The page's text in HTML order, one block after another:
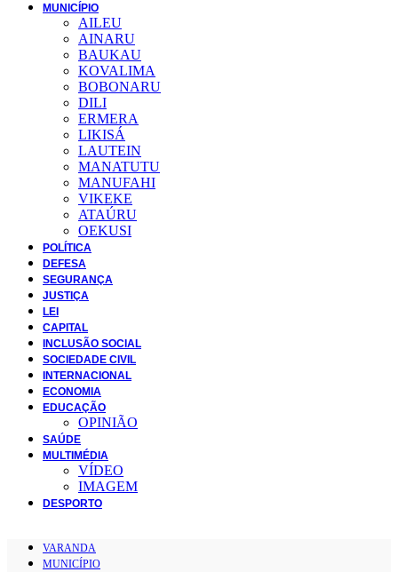
MUNICÍPIO
AILEU
AINARU
BAUKAU
KOVALIMA
BOBONARU
DILI
ERMERA
LIKISÁ
LAUTEIN
MANATUTU
MANUFAHI
VIKEKE
ATAÚRU
OEKUSI
POLÍTICA
DEFESA
SEGURANÇA
JUSTIÇA
LEI
CAPITAL
INCLUSÃO SOCIAL
SOCIEDADE CIVIL
INTERNACIONAL
ECONOMIA
EDUCAÇÃO
OPINIÃO
SAÚDE
MULTIMÉDIA
VÍDEO
IMAGEM
DESPORTO
VARANDA
MUNICÍPIO